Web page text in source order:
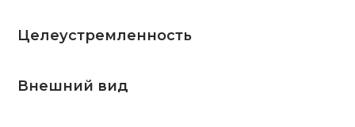
Целеустремленность
Внешний вид